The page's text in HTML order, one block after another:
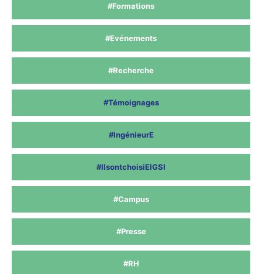
#Formations
#Evénements
#Recherche
#Témoignages
#IngénieurE
#IlsontchoisiEIGSI
#Campus
#Presse
#RH